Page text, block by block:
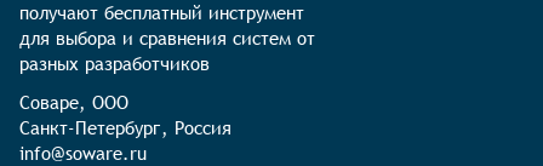
получают бесплатный инструмент
для выбора и сравнения систем от
разных разработчиков
Соваре, ООО
Санкт-Петербург, Россия
info@soware.ru